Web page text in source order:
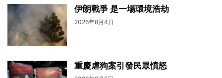
伊朗戰爭 是一場環境浩劫
2026年8月4日
重慶虐狗案引發民眾憤怒